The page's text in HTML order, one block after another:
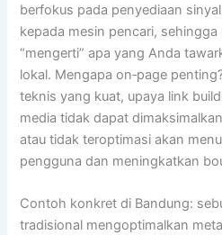
berfokus pada penyediaan
kepada mesin pencari,
“mengerti” apa yang Anda
lokal. Mengapa on‑page
teknis yang kuat, upaya link
media tidak dapat
atau tidak teroptimasi akan
pengguna dan meningkatkan
Contoh konkret di Bandung:
tradisional mengoptimalkan